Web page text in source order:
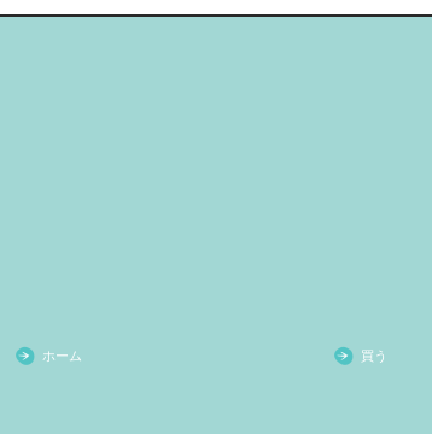
ホーム 買う